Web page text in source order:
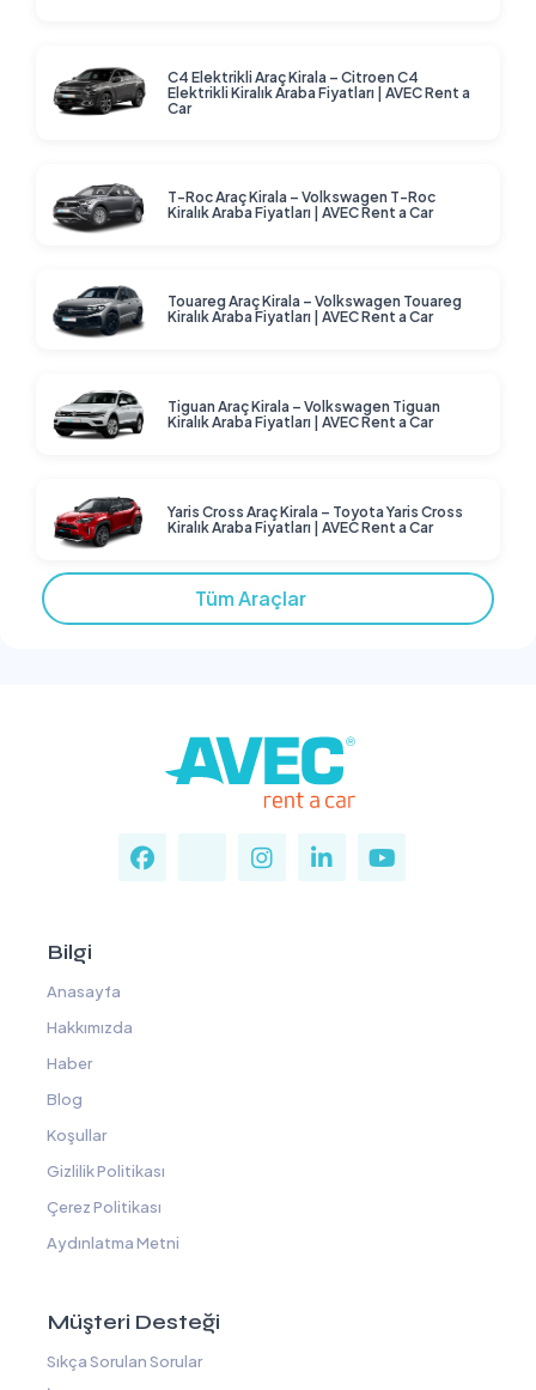
C4 Elektrikli Araç Kirala – Citroen C4
Elektrikli Kiralık Araba Fiyatları | AVEC Rent a
Car
T-Roc Araç Kirala – Volkswagen T-Roc
Kiralık Araba Fiyatları | AVEC Rent a Car
Touareg Araç Kirala – Volkswagen Touareg
Kiralık Araba Fiyatları | AVEC Rent a Car
Tiguan Araç Kirala – Volkswagen Tiguan
Kiralık Araba Fiyatları | AVEC Rent a Car
Yaris Cross Araç Kirala – Toyota Yaris Cross
Kiralık Araba Fiyatları | AVEC Rent a Car
Tüm Araçlar
Bilgi
Anasayfa
Hakkımızda
Haber
Blog
Koşullar
Gizlilik Politikası
Çerez Politikası
Aydınlatma Metni
Müşteri Desteği
Sıkça Sorulan Sorular